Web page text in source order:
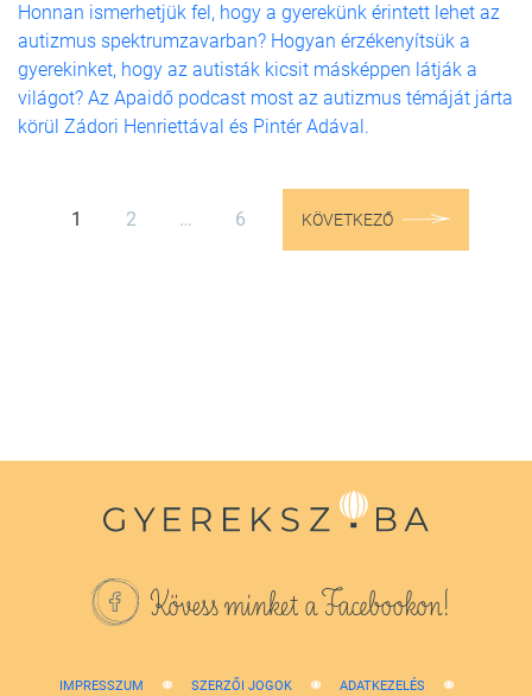
Honnan ismerhetjük fel, hogy a gyerekünk érintett lehet az
autizmus spektrumzavarban? Hogyan érzékenyítsük a
gyerekinket, hogy az autisták kicsit másképpen látják a
világot? Az Apaidő podcast most az autizmus témáját járta
körül Zádori Henriettával és Pintér Adával.
1 2 … 6 KÖVETKEZŐ
Kövess minket a Facebookon!
IMPRESSZUM SZERZŐI JOGOK ADATKEZELÉS